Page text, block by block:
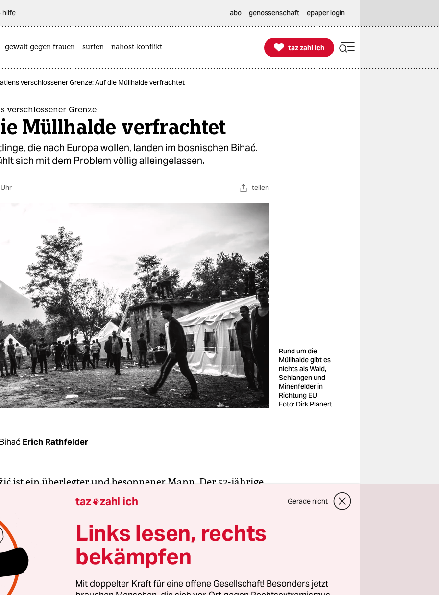
hilfe abo genossenschaft epaper login
gewalt gegen frauen surfen nahost-konflikt 
taz zahl ich
taz zahl ich
verschlossener Grenze: Auf die Müllhalde verfrachtet
verschlossener Grenze
Müllhalde verfrachtet
die nach Europa wollen, landen im bosnischen Bihać.
sich mit dem Problem völlig alleingelassen.
teilen
Rund um die
Müllhalde gibt es
nichts als Wald,
Schlangen und
Minenfelder in
Richtung EU
Foto: Dirk Planert
Erich Rathfelder
ist ein überlegter und besonnener Mann. Der 52-jährige
Kreuzes in der bosnischen Stadt Bihać könnte
dramatischen Lage anders auch gar nicht arbeiten.
präzise spricht er über den Ansturm der Migranten im
Bosniens und Herzegowinas. Im Augenblick seien es
Migranten, die es über die Türkei, Griechenland oder
hätten, herzukommen.
taz zahl ich Gerade nicht
Links lesen, rechts
bekämpfen
Mit doppelter Kraft für eine offene Gesellschaft! Besonders jetzt